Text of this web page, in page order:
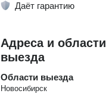
Даёт гарантию
Адреса и области
выезда
Области выезда
Новосибирск